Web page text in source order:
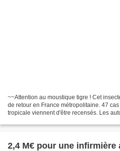
~~Attention au moustique tigre ! Cet
de retour en France métropolitaine. 47
tropicale viennent d'être recensés. Les
2,4 M€ pour une infirmière